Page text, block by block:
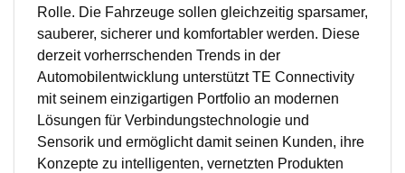
Rolle. Die Fahrzeuge sollen gleichzeitig sparsamer,
sauberer, sicherer und komfortabler werden. Diese
derzeit vorherrschenden Trends in der
Automobilentwicklung unterstützt TE Connectivity
mit seinem einzigartigen Portfolio an modernen
Lösungen für Verbindungstechnologie und
Sensorik und ermöglicht damit seinen Kunden, ihre
Konzepte zu intelligenten, vernetzten Produkten